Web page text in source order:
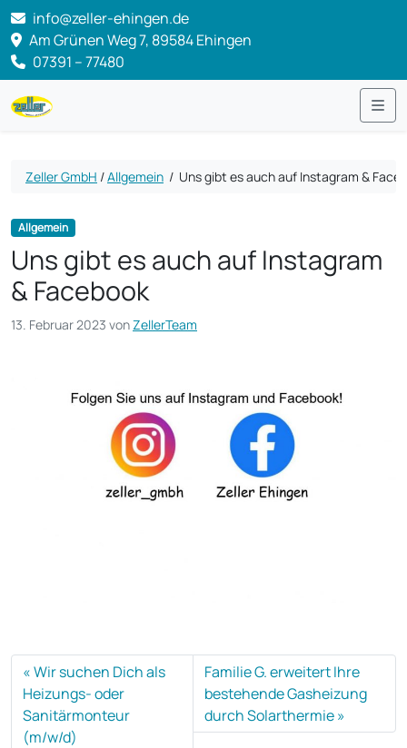
info@zeller-ehingen.de
Am Grünen Weg 7, 89584 Ehingen
07391 – 77480
Zeller GmbH /Allgemein / Uns gibt es auch auf Instagram &
Allgemein
Uns gibt es auch auf Instagram
& Facebook
13. Februar 2023 vonZellerTeam
Wir suchen Dich als
Heizungs- oder
Sanitärmonteur
(m/w/d)
Familie G. erweitert Ihre
bestehende Gasheizung
durch Solarthermie